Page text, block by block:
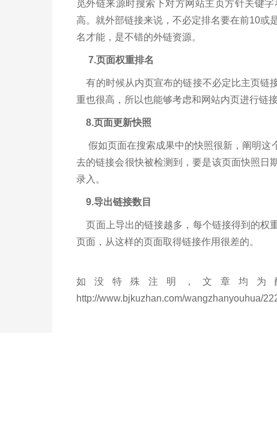
觅外链来源时搜索下对方网站主页方针关键
高。就外部链接来说，不必定排名要在前10或
名才能，是不错的外链资源。
7.页面权重排名
有的时候从内页宣布的链接不必定比主页链
重也很高，所以也能够考虑和网站内页进行链
8.页面更新快照
假如页面在搜索成果中的快照很新，阐明这
去的链接会很快被检测到，要是该页面快照日
录入。
9.导出链接数目
页面上导出的链接越多，每个链接得到的权
页面，从这样的页面取得链接作用很差的。
如没特殊注明，文章均
http://www.bjkuzhan.com/wangzhanyouhua/